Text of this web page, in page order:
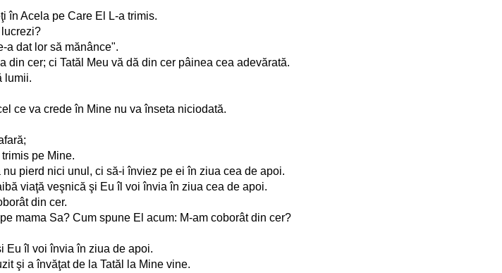
în Acela pe Care El L-a trimis.
a dat lor să mănânce".
din cer; ci Tatăl Meu vă dă din cer pâinea cea adevărată.
lumii.
ce va crede în Mine nu va înseta niciodată.
pe Mine.
pierd nici unul, ci să-i înviez pe ei în ziua cea de apoi.
viaţă veşnică şi Eu îl voi învia în ziua cea de apoi.
din cer.
mama Sa? Cum spune El acum: M-am coborât din cer?
Eu îl voi învia în ziua de apoi.
şi a învăţat de la Tatăl la Mine vine.